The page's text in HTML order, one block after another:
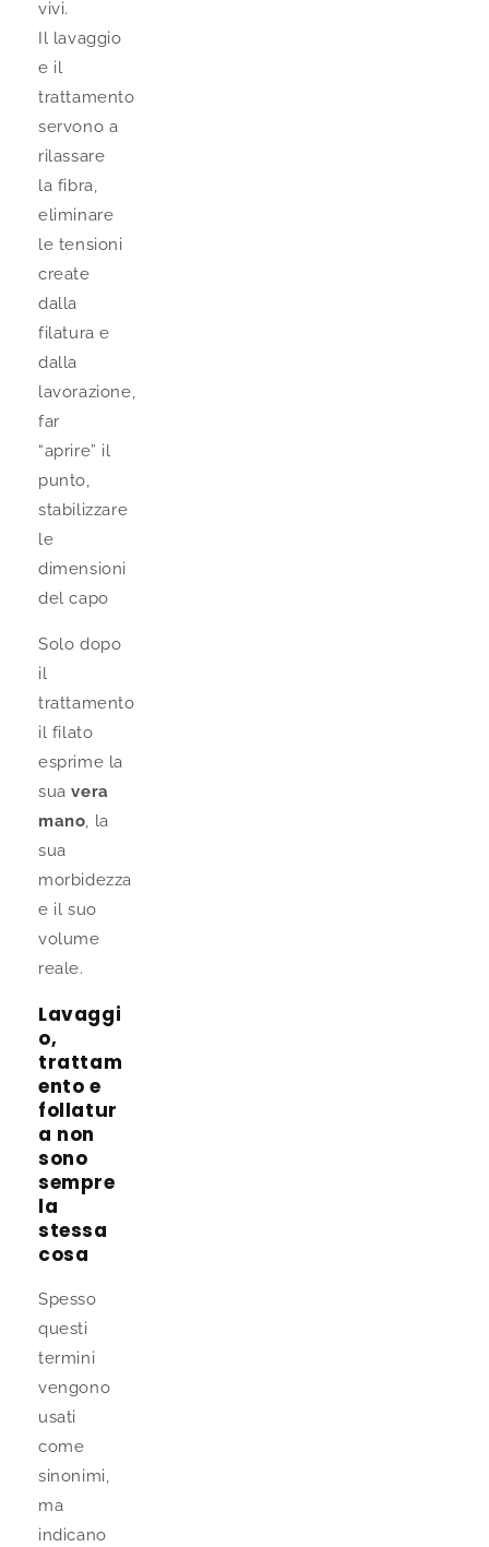
vivi.
Il lavaggio
e il
trattamento
servono a
rilassare
la fibra,
eliminare
le tensioni
create
dalla
filatura e
dalla
lavorazione,
far
“aprire” il
punto,
stabilizzare
le
dimensioni
del capo
Solo dopo
il
trattamento
il filato
esprime la
suavera
mano, la
sua
morbidezza
e il suo
volume
reale.
Lavaggi
o,
trattam
ento e
follatur
a non
sono
sempre
la
stessa
cosa
Spesso
questi
termini
vengono
usati
come
sinonimi,
ma
indicano